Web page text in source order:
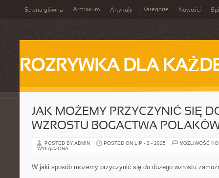
Strona główna Archiwum Artykuły Kategorie Nowości
ROZRYWKA DLA
JAK MOŻEMY PRZYCZYNIĆ SIĘ
WZROSTU BOGACTWA
POSTED BY ADMIN POSTED ON LIP - 3 - 2025
MOŻLIWOŚĆ
WYŁĄCZONA
W jaki sposób możemy przyczynić się do dużego wzrostu